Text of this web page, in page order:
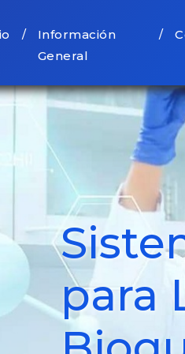
/
Información
General
/
para